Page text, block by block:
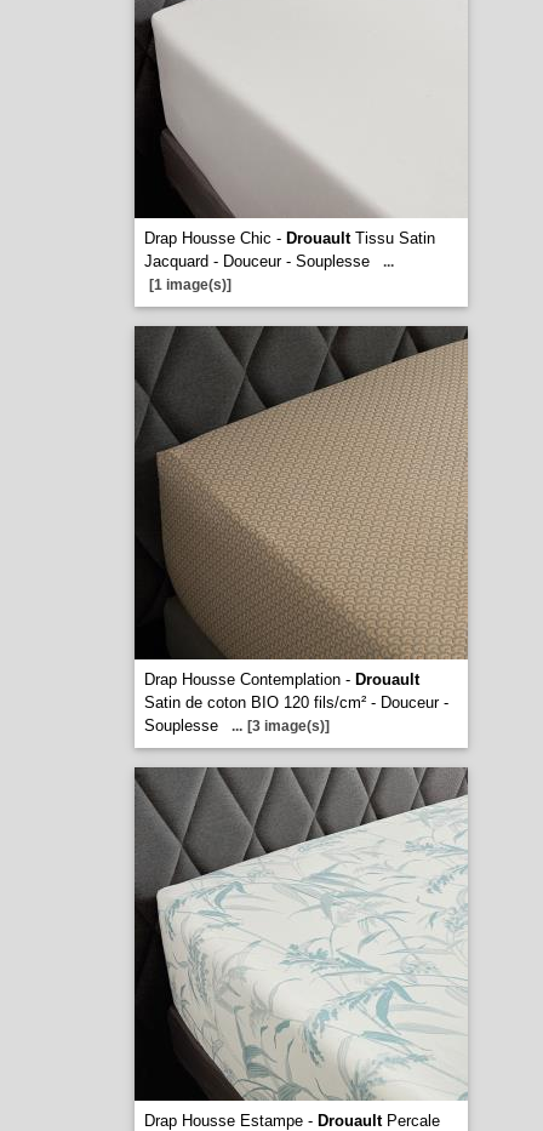
Drap Housse Chic - DrouaultTissu Satin
Jacquard - Douceur - Souplesse
...
[1 image(s)]
Drap Housse Contemplation - Drouault
Satin de coton BIO 120 fils/cm² - Douceur -
Souplesse
... [3 image(s)]
Drap Housse Estampe - DrouaultPercale